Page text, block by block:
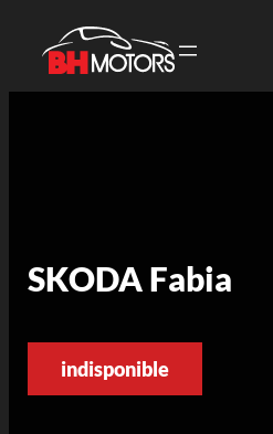
SKODA Fabia
indisponible